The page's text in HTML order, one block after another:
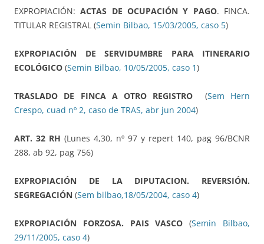
EXPROPIACIÓN: ACTAS DE OCUPACIÓN Y PAGO. FINCA.
TITULAR REGISTRAL (Semin Bilbao, 15/03/2005, caso 5)
EXPROPIACIÓN DE SERVIDUMBRE PARA ITINERARIO
ECOLÓGICO (Semin Bilbao, 10/05/2005, caso 1)
TRASLADO DE FINCA A OTRO REGISTRO (Sem Hern
Crespo, cuad nº 2, caso de TRAS, abr jun 2004)
ART. 32 RH (Lunes 4,30, nº 97 y repert 140, pag 96/BCNR
288, ab 92, pag 756)
EXPROPIACIÓN DE LA DIPUTACION. REVERSIÓN.
SEGREGACIÓN (Sem bilbao,18/05/2004, caso 4)
EXPROPIACIÓN FORZOSA. PAIS VASCO (Semin Bilbao,
29/11/2005, caso 4)